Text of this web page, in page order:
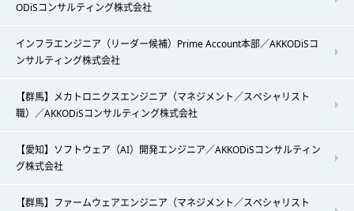
ODiSコンサルティング株式会社
インフラエンジニア（リーダー候補）Prime Account本部／AKKODiSコ
ンサルティング株式会社
【群馬】メカトロニクスエンジニア（マネジメント／スペシャリスト
職）／AKKODiSコンサルティング株式会社
【愛知】ソフトウェア（AI）開発エンジニア／AKKODiSコンサルティン
グ株式会社
【群馬】ファームウェアエンジニア（マネジメント／スペシャリスト